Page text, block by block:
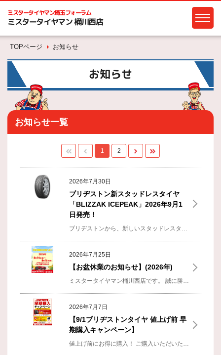
ミスタータイヤマン埼玉フォーラム
ミスタータイヤマン 桶川西店
TOPページ お知らせ
お知らせ
お知らせ一覧
1 2
2026年7月30日
ブリヂストン新スタッドレスタイヤ
「BLIZZAK ICEPEAK」2026年9月1
日発売！
ブリヂストンから、新しいスタッドレスタイヤ 「BLIZZAK ICEPEAK（ブリザック アイスピーク）」 が2026年9月1日に発売されます。
2026年7月25日
【お盆休業のお知らせ】(2026年)
ミスタータイヤマン桶川西店です。 誠に勝手ながら、下記の期間を
2026年7月7日
【9/1ブリヂストンタイヤ 値上げ前 早
期購入キャンペーン】
値上げ前にお得に購入！ ご購入いただいたタイヤは、取付時まで無料でお預かりします。